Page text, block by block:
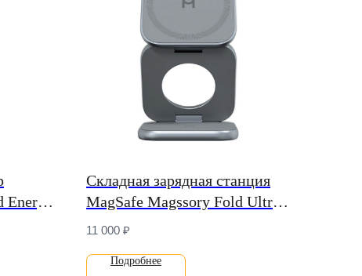
Energy
Складная зарядная станция
MagSafe Magssory Fold Ultra
для iPhone, Apple Watch и
11 000 ₽
Подробнее